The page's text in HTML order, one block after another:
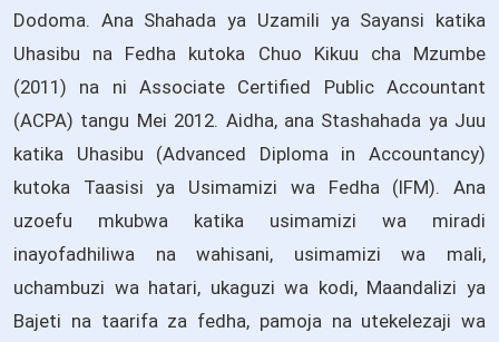
Dodoma. Ana Shahada ya Uzamili ya Sayansi katika
Uhasibu na Fedha kutoka Chuo Kikuu cha Mzumbe
(2011) na ni Associate Certified Public Accountant
(ACPA) tangu Mei 2012. Aidha, ana Stashahada ya Juu
katika Uhasibu (Advanced Diploma in Accountancy)
kutoka Taasisi ya Usimamizi wa Fedha (IFM). Ana
uzoefu mkubwa katika usimamizi wa miradi
inayofadhiliwa na wahisani, usimamizi wa mali,
uchambuzi wa hatari, ukaguzi wa kodi, Maandalizi ya
Bajeti na taarifa za fedha, pamoja na utekelezaji wa